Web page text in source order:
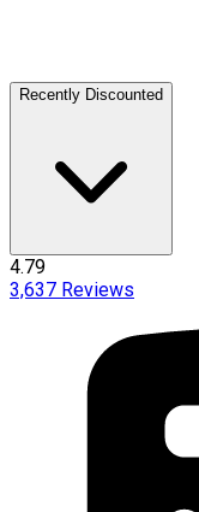
Recently Discounted
4.79
3,637 Reviews